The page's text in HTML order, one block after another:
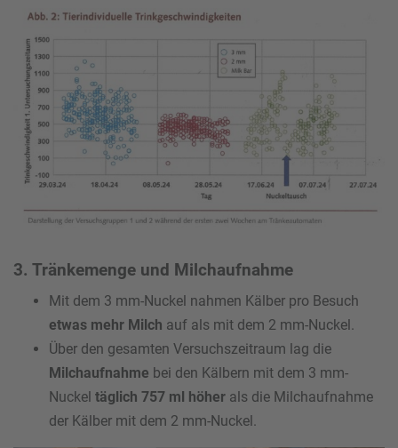
3. Tränkemenge und Milchaufnahme
Mit dem 3 mm-Nuckel nahmen Kälber pro Besuch
etwas mehr Milch auf als mit dem 2 mm-Nuckel.
Über den gesamten Versuchszeitraum lag die
Milchaufnahme bei den Kälbern mit dem 3 mm-
Nuckel täglich 757 ml höher als die Milchaufnahme
der Kälber mit dem 2 mm-Nuckel.